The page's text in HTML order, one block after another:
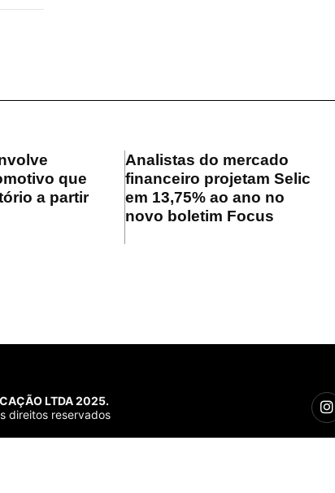
que
a partir
Analistas do mercado
financeiro projetam Selic
em 13,75% ao ano no
novo boletim Focus
LTDA 2025.
direitos reservados